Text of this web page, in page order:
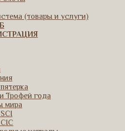
(товары и услуги)
Трофей года
мира